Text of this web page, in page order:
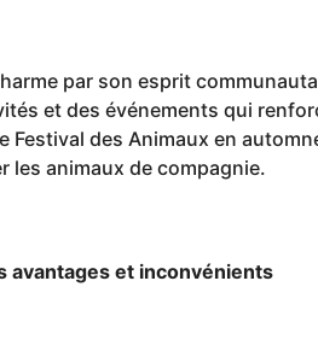
par son esprit
et des événements qui
Festival des Animaux en
les animaux de compagnie.
avantages et inconvénients